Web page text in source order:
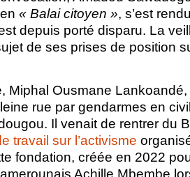
« Balai citoyen », s’est
depuis porté disparu. La
de ses prises de position
Miphal Ousmane
rue par gendarmes en
Il venait de rentrer du
travail sur l’activisme
fondation, créée en 2022
Achille Mbembe